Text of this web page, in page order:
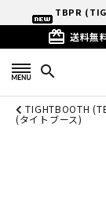
TBPR
card_giftcard 送料無
search
TIGHTBOOTH
(タイトブース)